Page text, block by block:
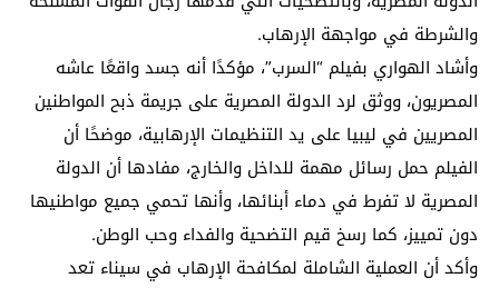
والشرطة في مواجهة الإرهاب.
وأشاد الهواري بفيلم “السرب”، مؤكدًا أنه جسد واقعًا عاشه
المصريون، ووثق لرد الدولة المصرية على جريمة ذبح المواطنين
المصريين في ليبيا على يد التنظيمات الإرهابية، موضحًا أن
الفيلم حمل رسائل مهمة للداخل والخارج، مفادها أن الدولة
المصرية لا تفرط في دماء أبنائها، وأنها تحمي جميع مواطنيها
دون تمييز، كما رسخ قيم التضحية والفداء وحب الوطن.
وأكد أن العملية الشاملة لمكافحة الإرهاب في سيناء تعد